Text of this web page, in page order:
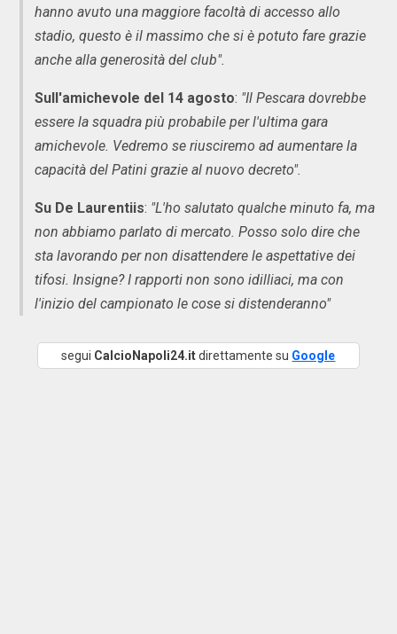
hanno avuto una maggiore facoltà di accesso allo
stadio, questo è il massimo che si è potuto fare grazie
anche alla generosità del club".
Sull'amichevole del 14 agosto: "Il Pescara dovrebbe
essere la squadra più probabile per l'ultima gara
amichevole. Vedremo se riusciremo ad aumentare la
capacità del Patini grazie al nuovo decreto".
Su De Laurentiis: "L'ho salutato qualche minuto fa, ma
non abbiamo parlato di mercato. Posso solo dire che
sta lavorando per non disattendere le aspettative dei
tifosi. Insigne? I rapporti non sono idilliaci, ma con
l'inizio del campionato le cose si distenderanno"
segui CalcioNapoli24.itdirettamente su Google